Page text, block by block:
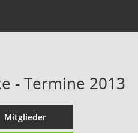
- Termine 2013
Mitglieder